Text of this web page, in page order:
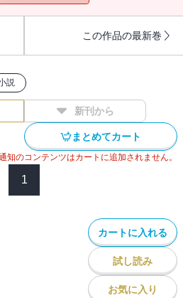
この作品の最新巻
説
新刊から
まとめてカート
知のコンテンツはカートに追加されません。
1
カートに入れる
試し読み
お気に入り